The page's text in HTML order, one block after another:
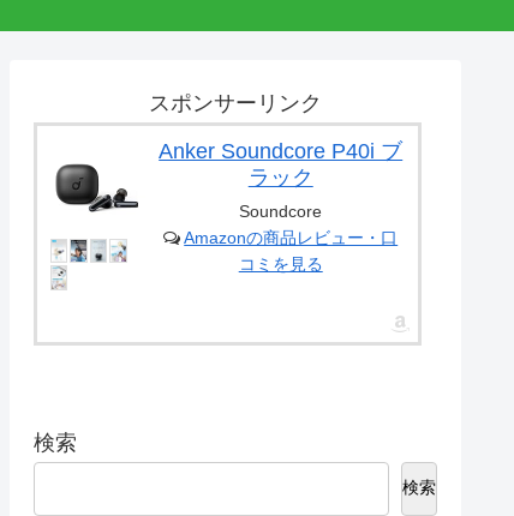
スポンサーリンク
Anker Soundcore P40i ブ
ラック
Soundcore
Amazonの商品レビュー・口
コミを見る
検索
検索